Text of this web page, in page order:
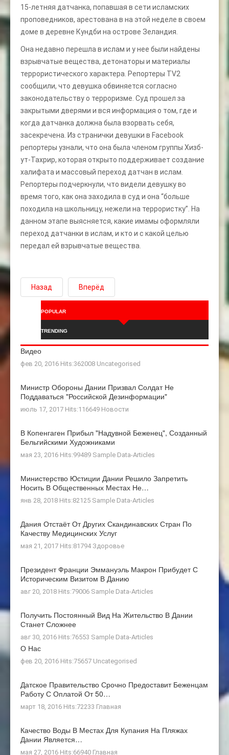
15-летняя датчанка, попавшая в сети исламских
проповедников, арестована в на этой неделе в своем
доме в деревне Кундби на острове Зеландия.
Она недавно перешла в ислам и у нее были найдены
взрывчатые вещества, детонаторы и материалы
террористического характера. Репортеры TV2
сообщили, что девушка обвиняется согласно
законодательству о терроризме. Суд прошел за
закрытыми дверями и вся информация о том, где и
когда датчанка должна была взорвать себя,
засекречена. Из странички девушки в Facebook
репортеры узнали, что она была членом группы Хизб-
ут-Тахрир, которая открыто поддерживает создание
халифата и массовый переход датчан в ислам.
Репортеры подчеркнули, что видели девушку во
время того, как она заходила в суд и она “больше
походила на школьницу, нежели на террористку”. На
данном этапе выясняется, какие имамы оформляли
переход датчанки в ислам, и кто и с какой целью
передал ей взрывчатые вещества.
Назад Вперёд
POPULAR
TRENDING
Видео
фев 20, 2016 Hits:362008 Uncategorised
Министр Обороны Дании Призвал Солдат Не
Поддаваться "российской Дезинформации"
июль 17, 2017 Hits:116649 Новости
В Копенгаген Прибыл "Надувной Беженец", Созданный
Бельгийскими Художниками
мая 23, 2016 Hits:99489 Sample Data-Articles
Министерство Юстиции Дании Решило Запретить
Носить В Общественных Местах Не…
янв 28, 2018 Hits:82125 Sample Data-Articles
Дания Отстаёт От Других Скандинавских Стран По
Качеству Медицинских Услуг
мая 21, 2017 Hits:81794 Здоровье
Президент Франции Эммануэль Макрон Прибудет С
Историческим Визитом В Данию
авг 20, 2018 Hits:79006 Sample Data-Articles
Получить Постоянный Вид На Жительство В Дании
Станет Сложнее
авг 30, 2016 Hits:76553 Sample Data-Articles
О Нас
фев 20, 2016 Hits:75657 Uncategorised
Датское Правительство Срочно Предоставит Беженцам
Работу С Оплатой От 50…
март 18, 2016 Hits:72233 Главная
Качество Воды В Местах Для Купания На Пляжах
Дании Является…
мая 27, 2016 Hits:66940 Главная